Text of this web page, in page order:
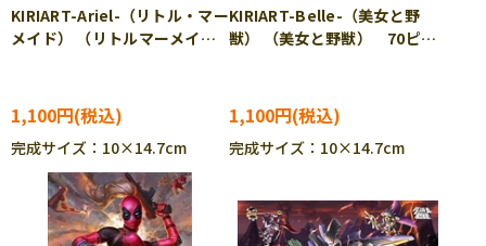
KIRIART-Ariel-（リトル・マー
メイド） （リトルマーメイ
1,100円
完成サイズ：10×14.7cm
KIRIART-Belle-（美女と野
獣） （美女と野獣） 70ピー
1,100円
完成サイズ：10×14.7cm